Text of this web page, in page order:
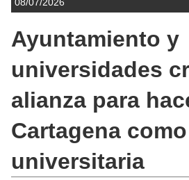
Ayuntamiento y
universidades
alianza para
Cartagena
universitaria